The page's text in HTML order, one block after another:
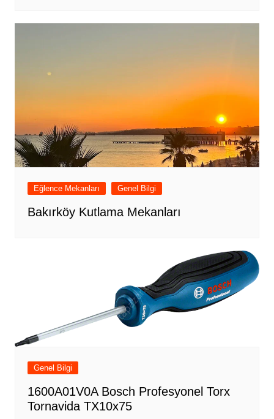
Eğlence Mekanları Genel Bilgi
Bakırköy Kutlama Mekanları
Genel Bilgi
1600A01V0A Bosch Profesyonel Torx
Tornavida TX10x75